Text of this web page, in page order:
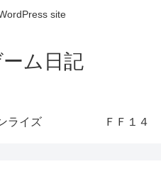
site
ム日記
ライズ ＦＦ１４